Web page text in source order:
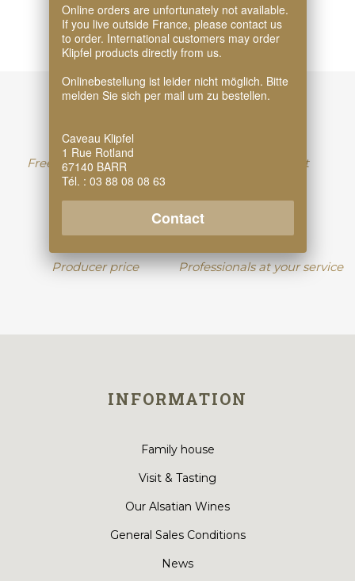
Free delivery when you
order 6 cartons
Secure payment
Producer price Professionals at your service
INFORMATION
Family house
Visit & Tasting
Our Alsatian Wines
General Sales Conditions
News
Online orders are unfortunately not available.
If you live outside France, please contact us
to order. International customers may order
Klipfel products directly from us.
Onlinebestellung ist leider nicht möglich. Bitte
melden Sie sich per mail um zu bestellen.
Caveau Klipfel
1 Rue Rotland
67140 BARR
Tél. : 03 88 08 08 63
Contact